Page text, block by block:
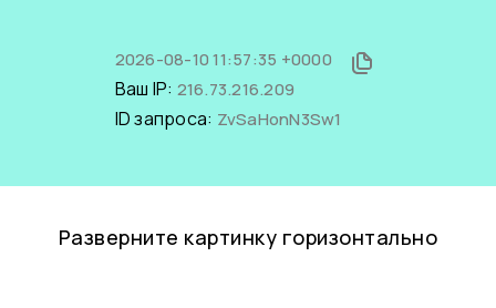
2026-08-10 11:57:35 +0000
Ваш IP: 216.73.216.209
ID запроса: ZvSaHonN3Sw1
Разверните картинку горизонтально